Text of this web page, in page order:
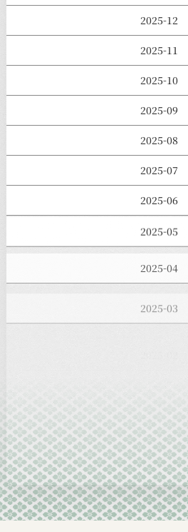
2025-12
2025-11
2025-10
2025-09
2025-08
2025-07
2025-06
2025-05
2025-02
2024-11
2024-10
2024-09